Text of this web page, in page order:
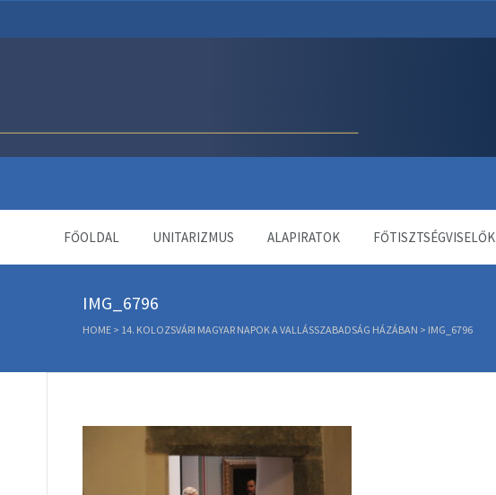
FŐOLDAL UNITARIZMUS ALAPIRATOK FŐTISZTSÉGVISELŐK
IMG_6796
HOME > 14. KOLOZSVÁRI MAGYAR NAPOK A VALLÁSSZABADSÁG HÁZÁBAN > IMG_6796